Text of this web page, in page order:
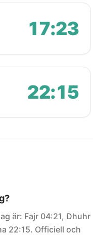
17:23
22:15
är: Fajr 04:21, Dhuhr
22:15. Officiell och